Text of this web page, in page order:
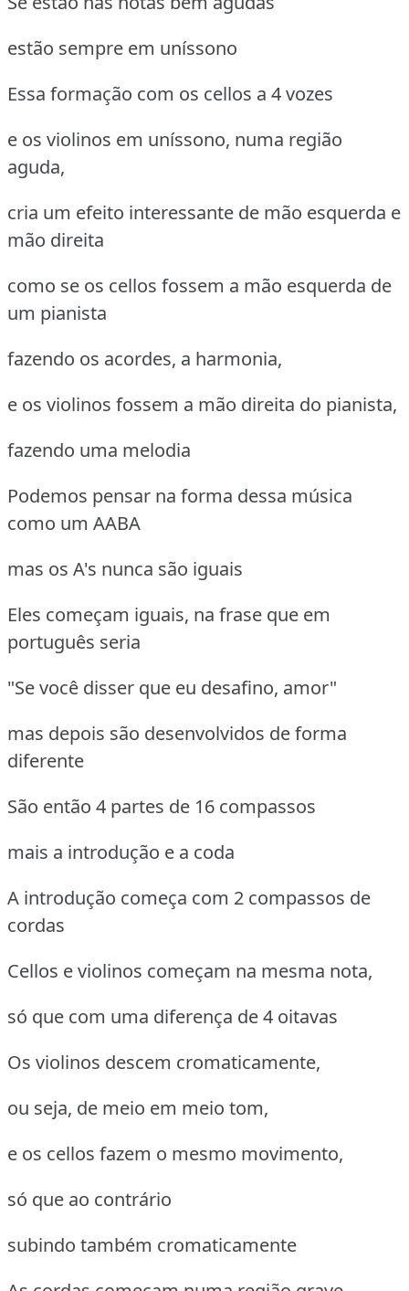
estão sempre em uníssono
Essa formação com os cellos a 4 vozes
e os violinos em uníssono, numa região
aguda,
cria um efeito interessante de mão esquerda e
mão direita
como se os cellos fossem a mão esquerda de
um pianista
fazendo os acordes, a harmonia,
e os violinos fossem a mão direita do pianista,
fazendo uma melodia
Podemos pensar na forma dessa música
como um AABA
mas os A's nunca são iguais
Eles começam iguais, na frase que em
português seria
"Se você disser que eu desafino, amor"
mas depois são desenvolvidos de forma
diferente
São então 4 partes de 16 compassos
mais a introdução e a coda
A introdução começa com 2 compassos de
cordas
Cellos e violinos começam na mesma nota,
só que com uma diferença de 4 oitavas
Os violinos descem cromaticamente,
ou seja, de meio em meio tom,
e os cellos fazem o mesmo movimento,
só que ao contrário
subindo também cromaticamente